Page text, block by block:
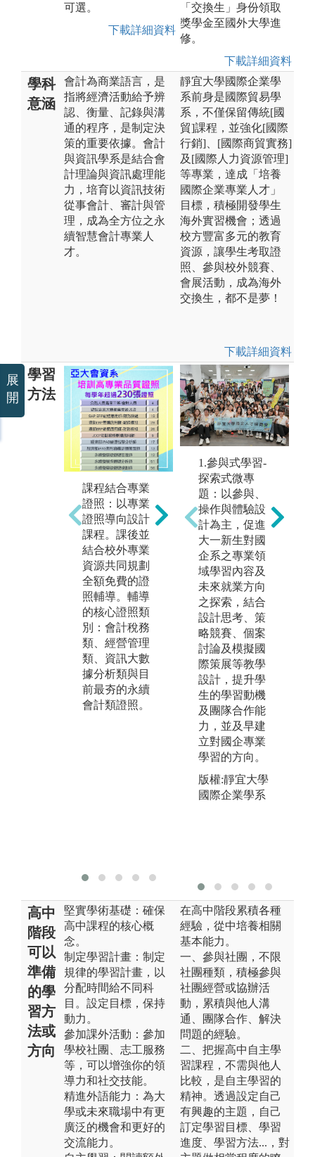
可選。
下載詳細資料
「交換生」身份領取
獎學金至國外大學進
修。
下載詳細資料
學科
意涵
會計為商業語言，是
指將經濟活動給予辨
認、衡量、記錄與溝
通的程序，是制定決
策的重要依據。會計
與資訊學系是結合會
計理論與資訊處理能
力，培育以資訊技術
從事會計、審計與管
理，成為全方位之永
續智慧會計專業人
才。
靜宜大學國際企業學
系前身是國際貿易學
系，不僅保留傳統[國
貿]課程，並強化[國際
行銷]、[國際商貿實務]
及[國際人力資源管理]
等專業，達成「培養
國際企業專業人才」
目標，積極開發學生
海外實習機會；透過
校方豐富多元的教育
資源，讓學生考取證
照、參與校外競賽、
會展活動，成為海外
交換生，都不是夢！
下載詳細資料
學習
方法
課程結合專業
證照：以專業
證照導向設計
課程。課後並
結合校外專業
資源共同規劃
全額免費的證
照輔導。輔導
的核心證照類
別：會計稅務
類、經營管理
類、資訊大數
據分析類與目
前最夯的永續
會計類證照。
實作與最新科
技教學：核心
課程皆有助教
帶領實習課程
演練題目。本
系所使用的教
學軟體皆與市
場同步，如：
Workflow ER
P、文中系
統、SAP、AC
L等。另課程
結合PBL（解
決問題）、ST
EAM、元宇
宙、生成式AI
（如ChatGP
T）、碳計
算、遠距教學
等訓練學生思
考能力且能隨
時與最新科技
銜接。
1.參與式學習-
探索式微專
題：以參與、
操作與體驗設
計為主，促進
大一新生對國
企系之專業領
域學習內容及
未來就業方向
之探索，結合
設計思考、策
略競賽、個案
討論及模擬國
際策展等教學
設計，提升學
生的學習動機
及團隊合作能
力，並及早建
立對國企專業
學習的方向。
版權:靜宜大學
國際企業學系
高中
階段
可以
準備
的學
習方
法或
方向
堅實學術基礎：確保
高中課程的核心概
念。
制定學習計畫：制定
規律的學習計畫，以
分配時間給不同科
目。設定目標，保持
動力。
參加課外活動：參加
學校社團、志工服務
等，可以增強你的領
導力和社交技能。
精進外語能力：為大
學或未來職場中有更
廣泛的機會和更好的
交流能力。
在高中階段累積各種
經驗，從中培養相關
基本能力。
一、參與社團，不限
社團種類，積極參與
社團經營或協辦活
動，累積與他人溝
通、團隊合作、解決
問題的經驗。
二、把握高中自主學
習課程，不需與他人
比較，是自主學習的
精神。透過設定自己
有興趣的主題，自己
訂定學習目標、學習
進度、學習方法...，對
展
開